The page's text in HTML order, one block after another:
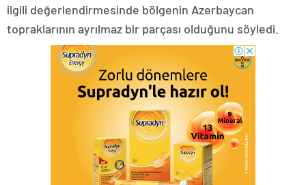
ilgili değerlendirmesinde bölgenin Azerbaycan
topraklarının ayrılmaz bir parçası olduğunu söyledi.